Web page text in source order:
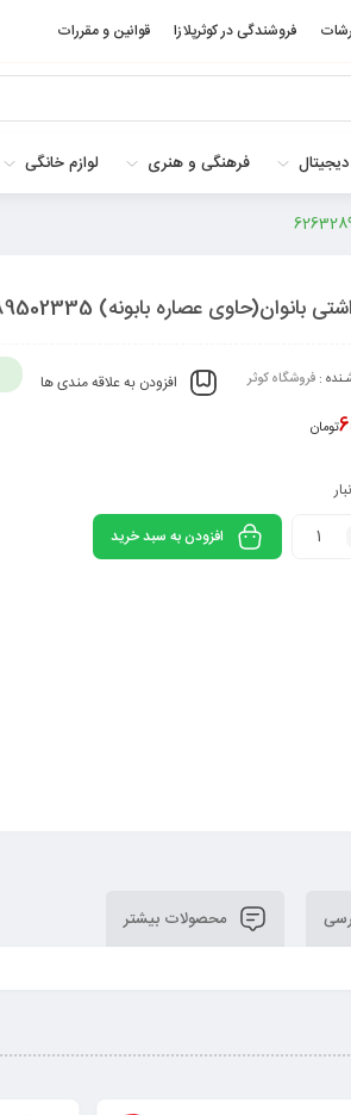
فروشندگی در کوثرپلازا قوانین و مقررات
فرهنگی و هنری لوازم خانگی
بانوان(حاوی عصاره بابونه) 6263289502335
: فروشگاه کوثر افزودن به علاقه مندی ها
تومان
افزودن به سبد خرید
محصولات بیشتر